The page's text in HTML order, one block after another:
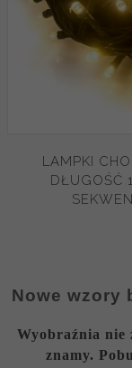
LAMPKI
DŁUGOŚĆ
Nowe wzory
Wyobraźnia nie
znamy.